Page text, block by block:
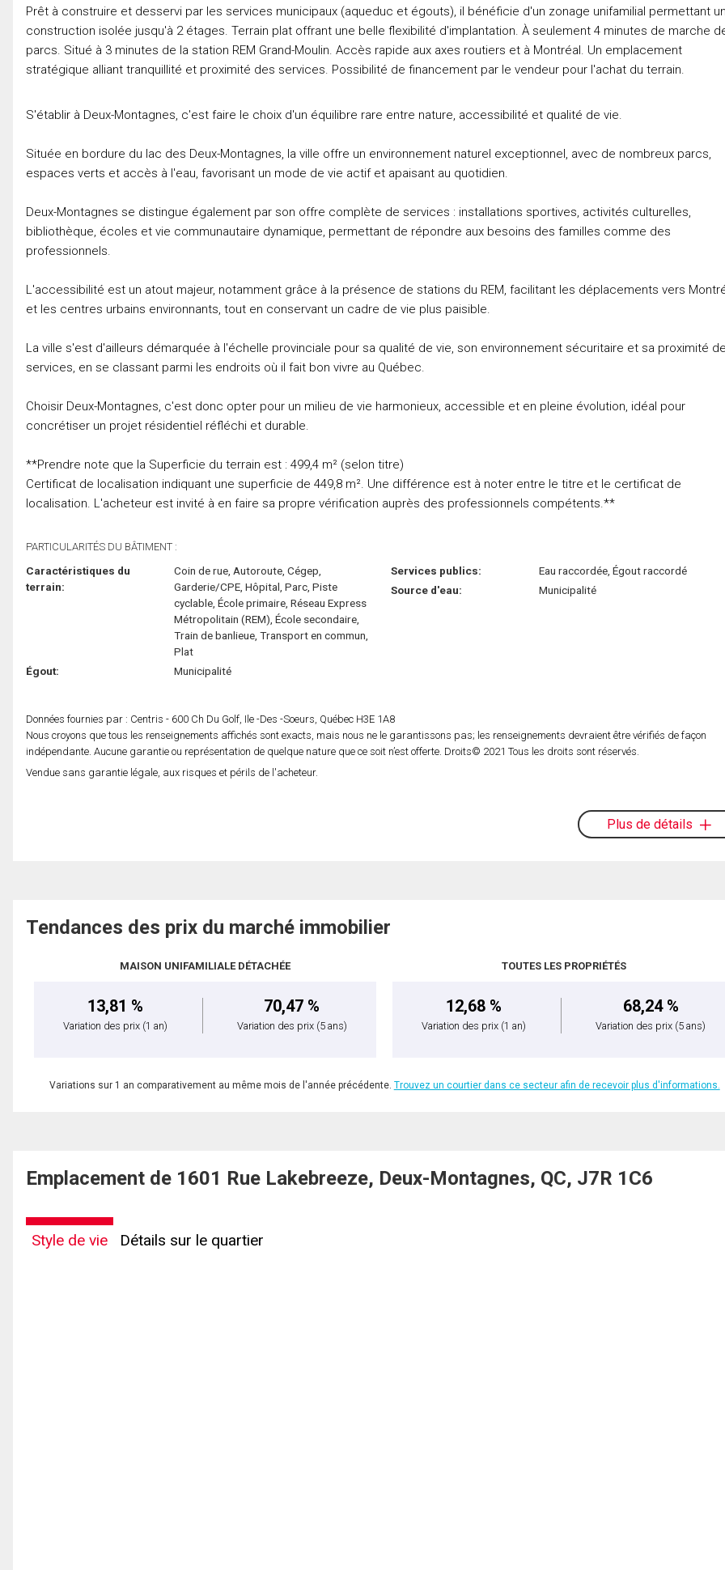
Prêt à construire et desservi par les services municipaux (aqueduc et égouts), il bénéficie d'un zonage unifamilial permettant
construction isolée jusqu'à 2 étages. Terrain plat offrant une belle flexibilité d'implantation. À seulement 4 minutes de marche
parcs. Situé à 3 minutes de la station REM Grand-Moulin. Accès rapide aux axes routiers et à Montréal. Un emplacement
stratégique alliant tranquillité et proximité des services. Possibilité de financement par le vendeur pour l'achat du terrain.
S'établir à Deux-Montagnes, c'est faire le choix d'un équilibre rare entre nature, accessibilité et qualité de vie.
Située en bordure du lac des Deux-Montagnes, la ville offre un environnement naturel exceptionnel, avec de nombreux parcs,
espaces verts et accès à l'eau, favorisant un mode de vie actif et apaisant au quotidien.
Deux-Montagnes se distingue également par son offre complète de services : installations sportives, activités culturelles,
bibliothèque, écoles et vie communautaire dynamique, permettant de répondre aux besoins des familles comme des
professionnels.
L'accessibilité est un atout majeur, notamment grâce à la présence de stations du REM, facilitant les déplacements vers
et les centres urbains environnants, tout en conservant un cadre de vie plus paisible.
La ville s'est d'ailleurs démarquée à l'échelle provinciale pour sa qualité de vie, son environnement sécuritaire et sa proximité
services, en se classant parmi les endroits où il fait bon vivre au Québec.
Choisir Deux-Montagnes, c'est donc opter pour un milieu de vie harmonieux, accessible et en pleine évolution, idéal pour
concrétiser un projet résidentiel réfléchi et durable.
**Prendre note que la Superficie du terrain est : 499,4 m² (selon titre)
Certificat de localisation indiquant une superficie de 449,8 m². Une différence est à noter entre le titre et le certificat de
localisation. L'acheteur est invité à en faire sa propre vérification auprès des professionnels compétents.**
PARTICULARITÉS DU BÂTIMENT :
Caractéristiques du
terrain:
Coin de rue, Autoroute, Cégep,
Garderie/CPE, Hôpital, Parc, Piste
cyclable, École primaire, Réseau Express
Métropolitain (REM), École secondaire,
Train de banlieue, Transport en commun,
Plat
Égout:
Municipalité
Services publics:
Eau raccordée, Égout raccordé
Source d'eau:
Municipalité
Données fournies par : Centris - 600 Ch Du Golf, Ile -Des -Soeurs, Québec H3E 1A8
Nous croyons que tous les renseignements affichés sont exacts, mais nous ne le garantissons pas; les renseignements devraient être vérifiés de façon
indépendante. Aucune garantie ou représentation de quelque nature que ce soit n’est offerte. Droits© 2021 Tous les droits sont réservés.
Vendue sans garantie légale, aux risques et périls de l'acheteur.
Plus de détails
Tendances des prix du marché immobilier
MAISON UNIFAMILIALE DÉTACHÉE
13,81 %
Variation des prix (1 an)
70,47 %
Variation des prix (5 ans)
TOUTES LES PROPRIÉTÉS
12,68 %
Variation des prix (1 an)
68,24 %
Variation des prix (5 ans)
Variations sur 1 an comparativement au même mois de l'année précédente. Trouvez un courtier dans ce secteur afin de recevoir plus d'informations.
Emplacement de 1601 Rue Lakebreeze, Deux-Montagnes, QC, J7R 1C6
Style de vie Détails sur le quartier